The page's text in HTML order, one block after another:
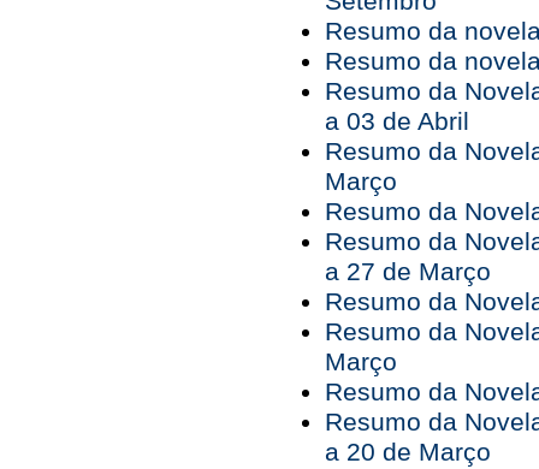
Resumo da
Resumo da
Resumo da
a 03 de Abril
Resumo da
Março
Resumo da
Resumo da
a 27 de Março
Resumo da
Resumo da
Março
Resumo da
Resumo da
a 20 de Março